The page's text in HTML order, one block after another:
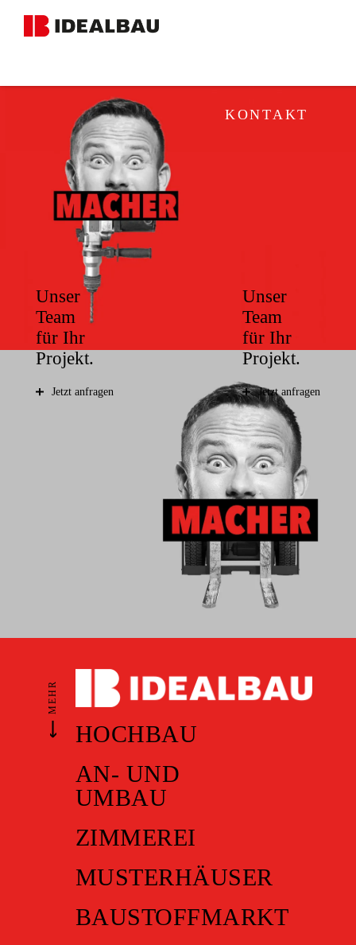
KONTAKT
Unser
Team
für Ihr
Projekt.
Jetzt anfragen
Unser
Team
für Ihr
Projekt.
Jetzt anfragen
MEHR
HOCHBAU
AN- UND
UMBAU
ZIMMEREI
MUSTERHÄUSER
BAUSTOFFMARKT